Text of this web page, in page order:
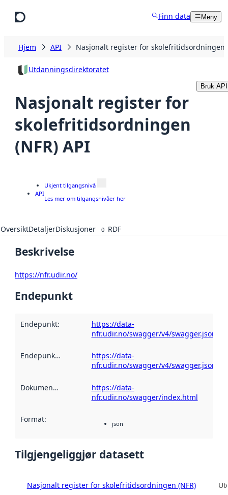
Finn data Meny
Hjem API Nasjonalt register for skolefritidsordningen
Utdanningsdirektoratet
Nasjonalt register for
skolefritidsordningen
(NFR) API
Bruk API
API
Ukjent tilgangsnivå
Les mer om tilgangsnivåer her
OversiktDetaljerDiskusjoner 0 RDF
Beskrivelse
https://nfr.udir.no/
Endepunkt
Endepunkt:
https://data-
nfr.udir.no/swagger/v4/swagger.json
Endepunktbeskrivelse :
https://data-
nfr.udir.no/swagger/v4/swagger.json
Dokumentasjon
https://data-
nfr.udir.no/swagger/index.html
Format: json
Tilgjengeliggjør datasett
Nasjonalt register for skolefritidsordningen (NFR)